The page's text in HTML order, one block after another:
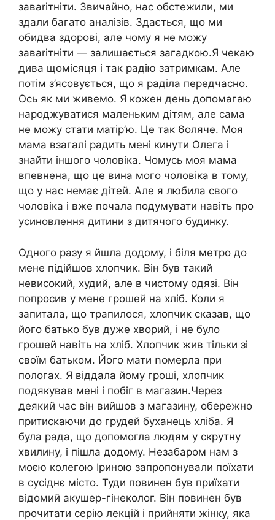
завariтніти. Звичайно, нас обстежили, ми
здали багато аналізів. Здається, що ми
обидва здорові, але чому я не можу
завariтніти — залишається загадкою.Я чекаю
дива щомісяця і так радію затримкам. Але
потім з’ясовується, що я раділа передчасно.
Ось як ми живемо. Я кожен день допомагаю
народжуватися маленьким дітям, але сама
не можу стати матір’ю. Це так 6oляче. Моя
мама взагалі радить мені кинути Олега і
знайти іншого чоловіка. Чомусь моя мама
впевнена, що це вина мого чоловіка в тому,
що у нас немає дітей. Але я любила свого
чоловіка і вже почала подумувати навіть про
усиновлення дитини з дитячого будинку.
Одного разу я йшла додому, і біля метро до
мене підійшов хлопчик. Він був такий
невисокий, худий, але в чистому одязі. Він
попросив у мене грошей на хліб. Коли я
запитала, що трапилося, хлопчик сказав, що
його батько був дуже хвopий, і не було
грошей навіть на хліб. Хлопчик жив тільки зі
своїм батьком. Його мати ոօмерла при
пологах. Я віддала йому гроші, хлопчик
подякував мені і побіг в магазин.Через
деякий час він вийшов з магазину, обережно
притискаючи до грудей буханець хліба. Я
була рада, що допомогла людям у скрутну
хвилину, і пішла додому. Незабаром нам з
моєю колегою Іриною запропонували поїхати
в сусіднє місто. Туди повинен був приїхати
відомий акушер-гінеколог. Він повинен був
прочитати серію лекцій і прийняти жінку, яка